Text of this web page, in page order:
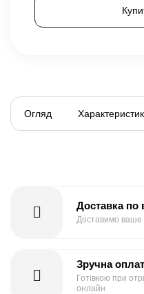
Огляд
Доставка по
Доставимо ваше
Зручна
Готівкою при
онлайн